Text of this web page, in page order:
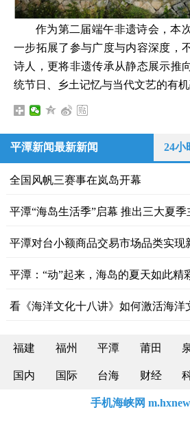
作为第二届端午非遗诗会，本
一步拓展了参与广度与内容深度，
诗人，更将非遗传承从静态展示推
统节日、乡土记忆与当代文艺的有机
平潭新闻最新新闻 24小
全国风帆三赛事在岚岛开幕
平潭“海岛生活季”启幕 推出三大夏季
平潭对台小额商品交易市场品类实现
平潭：“动”起来，海岛的夏天如此精
看《海洋文化十八讲》如何激活海洋
福建 福州 平潭 莆田
国内 国际 台海 财经
手机海峡网